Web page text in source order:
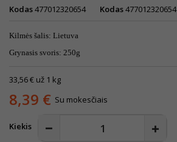
Kodas477012320654 Kodas477012320654
Kilmės šalis: Lietuva
Grynasis svoris: 250g
33,56 € už 1 kg
8,39 € Su mokesčiais
Kiekis